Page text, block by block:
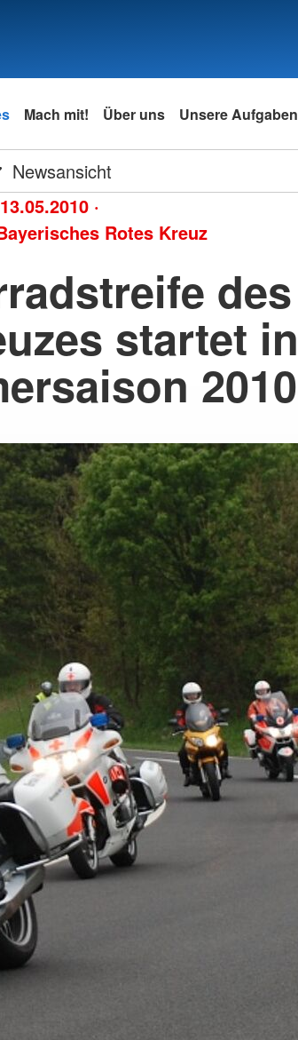
Mach mit! Über uns Unsere Aufgaben
Newsansicht
13.05.2010 ·
Rotes Kreuz
des
startet in
2010